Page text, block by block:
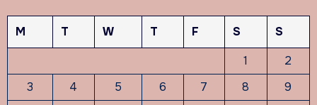
M T W T F S
S
1
2
3
4 5 6 7 8
9